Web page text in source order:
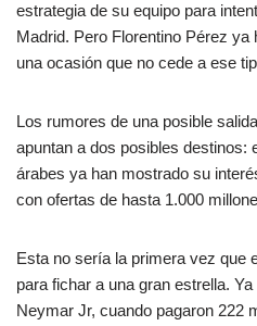
estrategia de su equipo para
Madrid. Pero Florentino Pérez ya
una ocasión que no cede a ese
Los rumores de una posible
apuntan a dos posibles destinos:
árabes ya han mostrado su
con ofertas de hasta 1.000
Esta no sería la primera vez que
para fichar a una gran estrella.
Neymar Jr, cuando pagaron 222